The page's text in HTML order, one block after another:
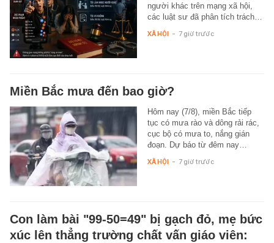
người khác trên mạng xã hội,
các luật sư đã phân tích trách…
XÃ HỘI - 7 giờ trước
Miền Bắc mưa đến bao giờ?
Hôm nay (7/8), miền Bắc tiếp
tục có mưa rào và dông rải rác,
cục bộ có mưa to, nắng gián
đoạn. Dự báo từ đêm nay…
XÃ HỘI - 7 giờ trước
Con làm bài "99-50=49" bị gạch đỏ, mẹ bức
xúc lên thẳng trường chất vấn giáo viên: